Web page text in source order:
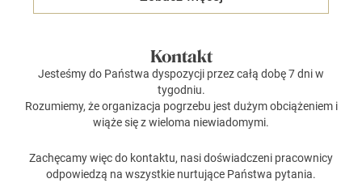
Kontakt
Jesteśmy do Państwa dyspozycji przez całą dobę 7 dni w
tygodniu.
Rozumiemy, że organizacja pogrzebu jest dużym obciążeniem i
wiąże się z wieloma niewiadomymi.
Zachęcamy więc do kontaktu, nasi doświadczeni pracownicy
odpowiedzą na wszystkie nurtujące Państwa pytania.